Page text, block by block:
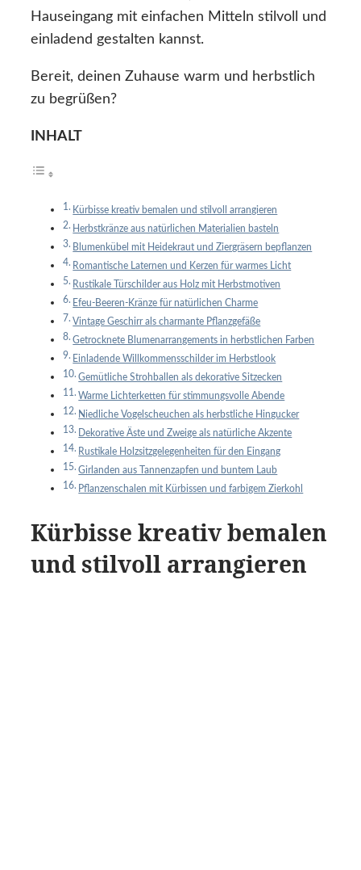
Hauseingang mit einfachen Mitteln stilvoll und
einladend gestalten kannst.
Bereit, deinen Zuhause warm und herbstlich
zu begrüßen?
INHALT
Kürbisse kreativ bemalen und stilvoll arrangieren
Herbstkränze aus natürlichen Materialien basteln
Blumenkübel mit Heidekraut und Ziergräsern bepflanzen
Romantische Laternen und Kerzen für warmes Licht
Rustikale Türschilder aus Holz mit Herbstmotiven
Efeu-Beeren-Kränze für natürlichen Charme
Vintage Geschirr als charmante Pflanzgefäße
Getrocknete Blumenarrangements in herbstlichen Farben
Einladende Willkommensschilder im Herbstlook
Gemütliche Strohballen als dekorative Sitzecken
Warme Lichterketten für stimmungsvolle Abende
Niedliche Vogelscheuchen als herbstliche Hingucker
Dekorative Äste und Zweige als natürliche Akzente
Rustikale Holzsitzgelegenheiten für den Eingang
Girlanden aus Tannenzapfen und buntem Laub
Pflanzenschalen mit Kürbissen und farbigem Zierkohl
Kürbisse kreativ bemalen
und stilvoll arrangieren